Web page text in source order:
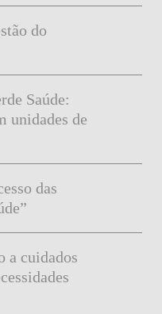
do
Saúde:
unidades de
das
a cuidados